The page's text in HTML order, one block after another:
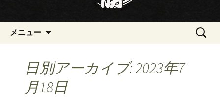
メニュー
検
日別アーカイブ: 2023年7
月18日